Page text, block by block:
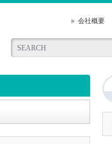
会社概要